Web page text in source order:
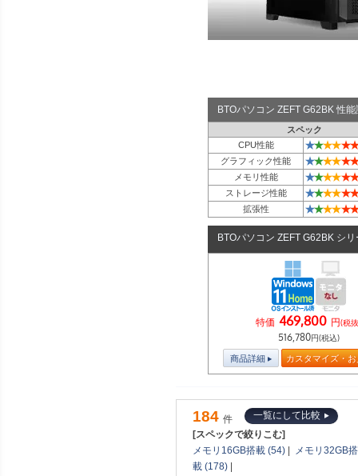
BTOパソコン ZEFT G62BK 性
スペック
CPU性能
★★★★★★
グラフィック性能 ★★★★★★
メモリ性能 ★★★★★★
ストレージ性能 ★★★★★★
拡張性 ★★★★★★
BTOパソコン ZEFT G62BK シリ
特価 469,800 円(税
516,780円(税込)
商品詳細 カスタマイズ・
184 件
一覧にして比較
[スペックで絞りこむ]
メモリ16GB搭載 (54)
メモリ32GB
載 (178)